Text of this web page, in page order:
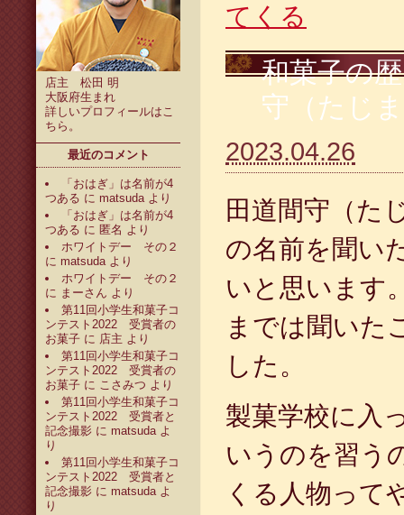
店主 松田 明
大阪府生まれ
詳しいプロフィールはこ
ちら 。
最近のコメント
「おはぎ」は名前が4
つある に matsudaより
「おはぎ」は名前が4
つある に 匿名 より
ホワイトデー その２
に matsudaより
ホワイトデー その２
に まーさん より
第11回小学生和菓子コ
ンテスト2022 受賞者の
お菓子 に 店主 より
第11回小学生和菓子コ
ンテスト2022 受賞者の
お菓子 に こさみつ より
第11回小学生和菓子コ
ンテスト2022 受賞者と
記念撮影 に matsudaよ
り
第11回小学生和菓子コ
ンテスト2022 受賞者と
記念撮影 に matsudaよ
り
てくる
和菓子の
守（たじ
2023.04.26
田道間守（た
の名前を聞い
いと思います
までは聞いた
した。
製菓学校に入
いうのを習う
くる人物って